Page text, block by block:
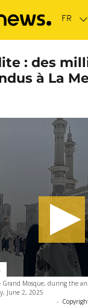
: des
à La
Mosque, during the
June 2, 2025
-